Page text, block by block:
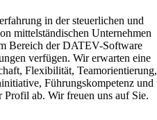
in der steuerlichen und
mittelständischen Unternehmen
Bereich der DATEV-Software
verfügen. Wir erwarten eine
Flexibilität, Teamorientierung,
Führungskompetenz und
Profil ab. Wir freuen uns auf Sie.